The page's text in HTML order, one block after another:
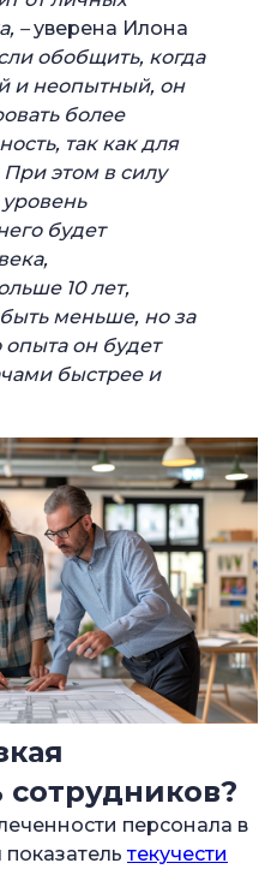
–уверена Илона
обобщить, когда
и неопытный, он
более
так как для
этом в силу
будет
10 лет,
меньше, но за
опыта он будет
быстрее и
сотрудников?
персонала в
текучести